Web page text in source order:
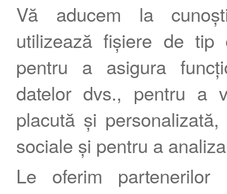
Vă aducem la
utilizează fișiere de tip
pentru a asigura
datelor dvs., pentru a
placută și
sociale și pentru a
Le oferim
Contact|Termeni şi condiţii Publicitate